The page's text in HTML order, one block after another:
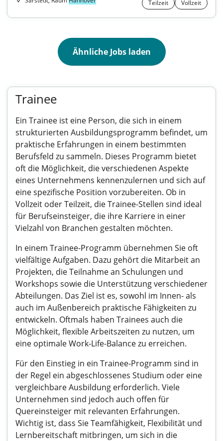
Teilzeit Vollzeit
Ähnliche Jobs laden
Trainee
Ein Trainee ist eine Person, die sich in einem
strukturierten Ausbildungsprogramm befindet, um
praktische Erfahrungen in einem bestimmten
Berufsfeld zu sammeln. Dieses Programm bietet
oft die Möglichkeit, die verschiedenen Aspekte
eines Unternehmens kennenzulernen und sich auf
eine spezifische Position vorzubereiten. Ob in
Vollzeit oder Teilzeit, die Trainee-Stellen sind ideal
für Berufseinsteiger, die ihre Karriere in einer
Vielzahl von Branchen gestalten möchten.
In einem Trainee-Programm übernehmen Sie oft
vielfältige Aufgaben. Dazu gehört die Mitarbeit an
Projekten, die Teilnahme an Schulungen und
Workshops sowie die Unterstützung verschiedener
Abteilungen. Das Ziel ist es, sowohl im Innen- als
auch im Außenbereich praktische Fähigkeiten zu
entwickeln. Oftmals haben Trainees auch die
Möglichkeit, flexible Arbeitszeiten zu nutzen, um
eine optimale Work-Life-Balance zu erreichen.
Für den Einstieg in ein Trainee-Programm sind in
der Regel ein abgeschlossenes Studium oder eine
vergleichbare Ausbildung erforderlich. Viele
Unternehmen sind jedoch auch offen für
Quereinsteiger mit relevanten Erfahrungen.
Wichtig ist, dass Sie Teamfähigkeit, Flexibilität und
Lernbereitschaft mitbringen, um sich in die